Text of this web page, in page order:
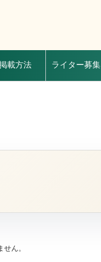
載方法 ライター募集
ん。